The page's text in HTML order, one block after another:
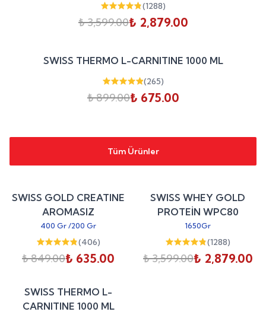
(1288)
₺ 3,599.00₺ 2,879.00
SWISS THERMO L-CARNITINE 1000 ML
(265)
₺ 899.00₺ 675.00
Tüm Ürünler
indirim
SWISS GOLD CREATINE
AROMASIZ
400 Gr /200 Gr
(406)
₺ 849.00₺ 635.00
indirim
SWISS WHEY GOLD
PROTEİN WPC80
1650Gr
(1288)
₺ 3,599.00₺ 2,879.00
indirim
SWISS THERMO L-
CARNITINE 1000 ML